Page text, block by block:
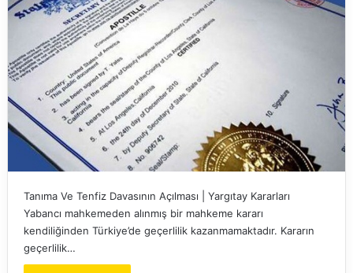
Tanıma Ve Tenfiz Davasının Açılması | Yargıtay Kararları
Yabancı mahkemeden alınmış bir mahkeme kararı
kendiliğinden Türkiye’de geçerlilik kazanmamaktadır. Kararın
geçerlilik…